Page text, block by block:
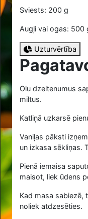
Sviests: 200 g
Augļi vai ogas: 500
Uzturvērtība
Olu dzeltenumus
miltus.
Katliņā uzkarsē
Vaniļas pāksti
un izkasa sēkliņas.
Pienā iemaisa
maisot, liek ūdens
Kad masa sabiezē,
noliek atdzesēties.